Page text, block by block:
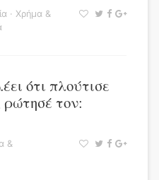
· Χρήμα &
ότι πλούτισε
τον:
&